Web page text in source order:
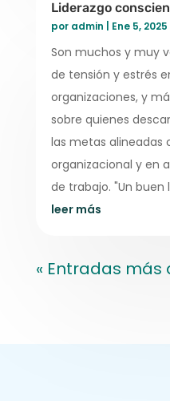
Liderazgo
por admin Ene 5, 2025
Son muchos y muy
de tensión y estrés
organizaciones, y
sobre quienes
las metas alineadas
organizacional y en
de trabajo. "Un buen
leer más
« Entradas más